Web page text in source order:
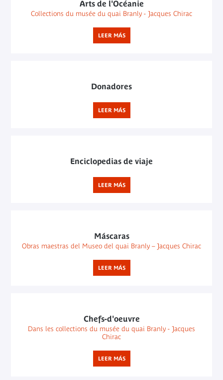
Arts de l'Océanie
Collections du musée du quai Branly - Jacques Chirac
LEER MÁS
Donadores
LEER MÁS
Enciclopedias de viaje
LEER MÁS
Máscaras
Obras maestras del Museo del quai Branly – Jacques Chirac
LEER MÁS
Chefs-d'oeuvre
Dans les collections du musée du quai Branly - Jacques
Chirac
LEER MÁS